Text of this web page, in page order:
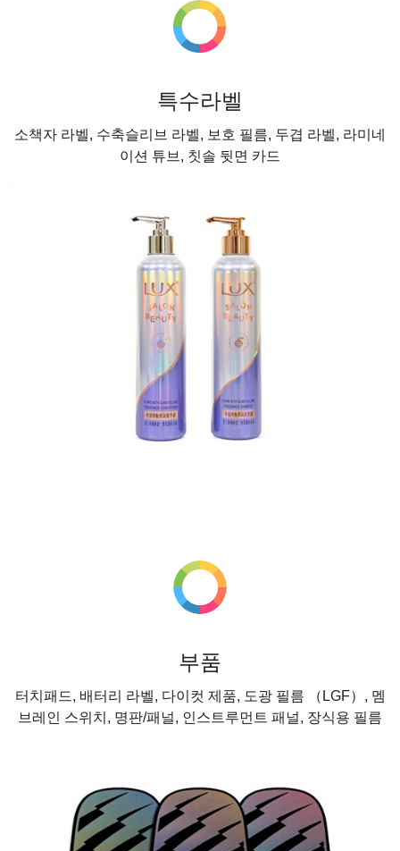
특수라벨
소책자 라벨, 수축슬리브 라벨, 보호 필름, 두겹 라벨, 라미네
이션 튜브, 칫솔 뒷면 카드
부품
터치패드, 배터리 라벨, 다이컷 제품, 도광 필름 （LGF）, 멤
브레인 스위치, 명판/패널, 인스트루먼트 패널, 장식용 필름